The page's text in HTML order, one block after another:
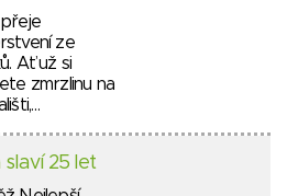
ze
Ať už si
zmrzlinu na
25 let